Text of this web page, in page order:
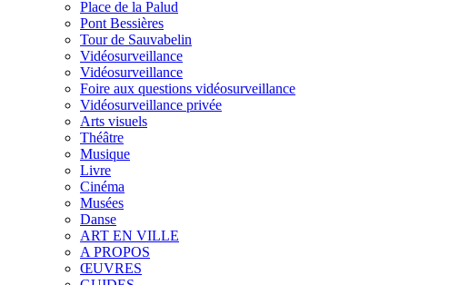
Place de la Palud
Pont Bessières
Tour de Sauvabelin
Vidéosurveillance
Vidéosurveillance
Foire aux questions vidéosurveillance
Vidéosurveillance privée
Arts visuels
Théâtre
Musique
Livre
Cinéma
Musées
Danse
ART EN VILLE
A PROPOS
ŒUVRES